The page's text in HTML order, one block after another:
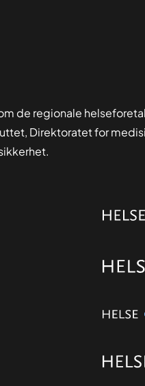
de regionale
Direktoratet for